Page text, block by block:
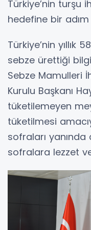
Türkiye’nin turşu
hedefine bir adım
Türkiye’nin yıllık
sebze ürettiği
Sebze Mamulleri
Kurulu Başkanı
tüketilemeyen
tüketilmesi
sofraları
sofralara lezzet